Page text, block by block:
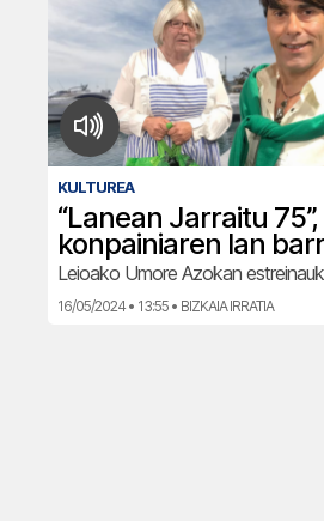
KULTUREA
“Lanean Jarraitu
konpainiaren lan
Leioako Umore Azokan
16/05/2024 • 13:55 • BIZKAIA IRRATIA